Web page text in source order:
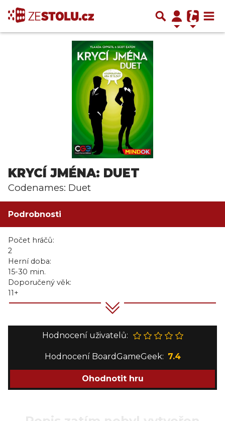
KRYCÍ JMÉNA: DUET
Codenames: Duet
Podrobnosti
Počet hráčů:
2
Herní doba:
15-30 min.
Doporučený věk:
11+
Hodnocení uživatelů:
Hodnocení BoardGameGeek: 7.4
Ohodnotit hru